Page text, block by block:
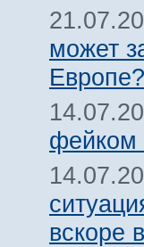
может
фейком
вскоре